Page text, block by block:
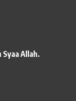
Allah.